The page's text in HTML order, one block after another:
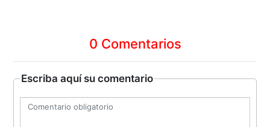
0 Comentarios
Escriba aquí su comentario